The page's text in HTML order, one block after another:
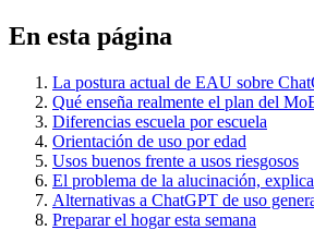
En esta página
La postura actual de EAU sobre
Qué enseña realmente el plan del
Diferencias escuela por escuela
Orientación de uso por edad
Usos buenos frente a usos riesgosos
El problema de la alucinación,
Alternativas a ChatGPT de uso
Preparar el hogar esta semana